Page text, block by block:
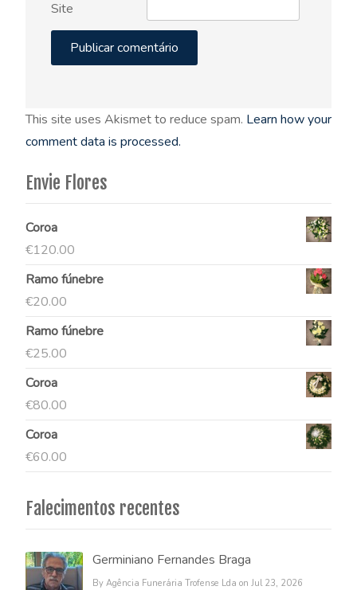
Site
This site uses Akismet to reduce spam. Learn how your
comment data is processed.
Envie Flores
Coroa
€120.00
Ramo fúnebre
€20.00
Ramo fúnebre
€25.00
Coroa
€80.00
Coroa
€60.00
Falecimentos recentes
Germiniano Fernandes Braga
By Agência Funerária Trofense Lda on Jul 23, 2026